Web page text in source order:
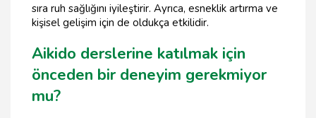
sıra ruh sağlığını iyileştirir. Ayrıca, esneklik artırma ve
kişisel gelişim için de oldukça etkilidir.
Aikido derslerine katılmak için
önceden bir deneyim gerekmiyor
mu?